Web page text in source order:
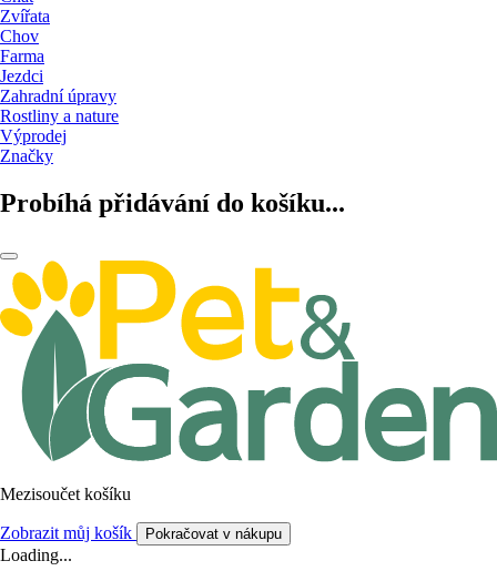
Zvířata
Chov
Farma
Jezdci
Zahradní úpravy
Rostliny a nature
Výprodej
Značky
Probíhá přidávání do košíku...
Mezisoučet košíku
Zobrazit můj košík Pokračovat v nákupu
Loading...